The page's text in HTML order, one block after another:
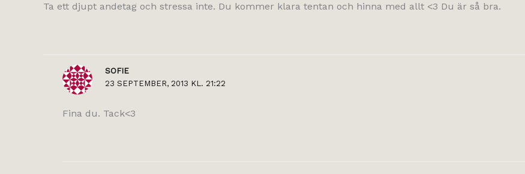
Ta ett djupt andetag och stressa inte. Du kommer klara tentan och hinna med allt <3 Du är så bra.
SOFIE
23 SEPTEMBER, 2013 KL. 21:22
Fina du. Tack<3